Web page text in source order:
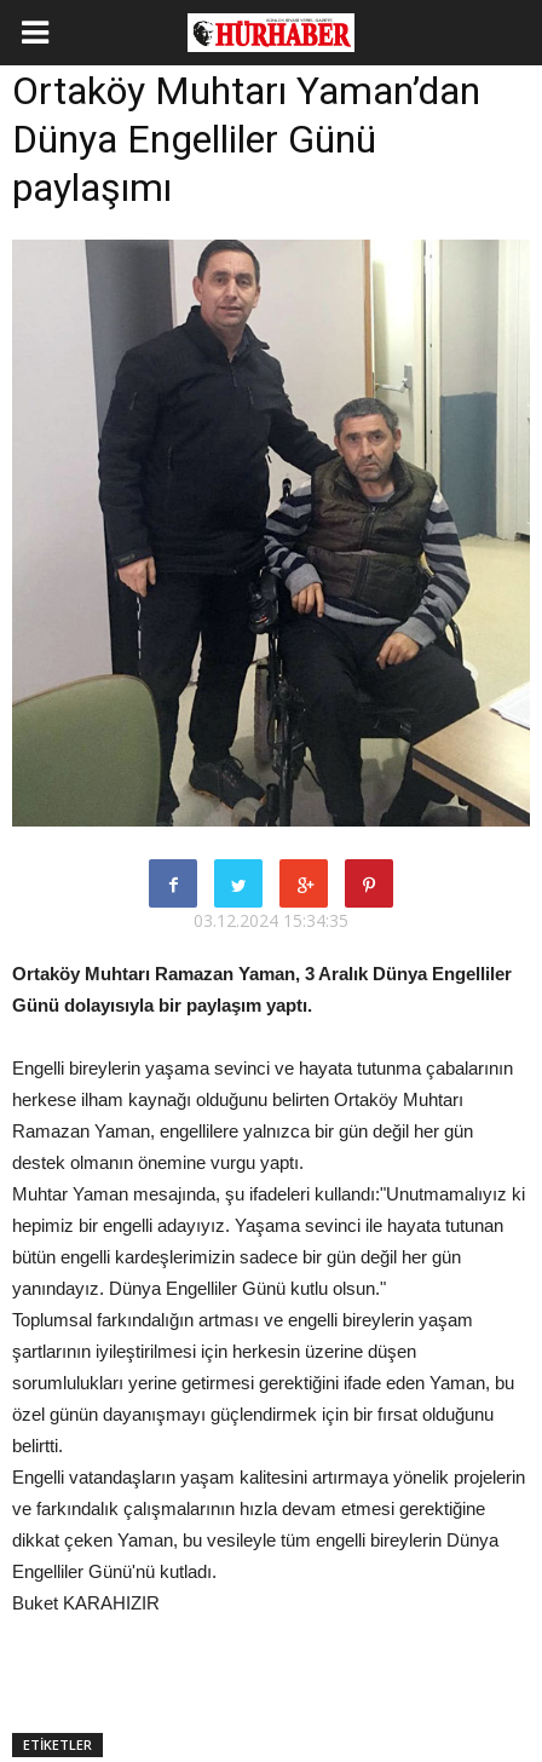
Ortaköy Muhtarı Yaman’dan
Dünya Engelliler Günü
paylaşımı
03.12.2024 15:34:35
Ortaköy Muhtarı Ramazan Yaman, 3 Aralık Dünya Engelliler
Günü dolayısıyla bir paylaşım yaptı.
Engelli bireylerin yaşama sevinci ve hayata tutunma çabalarının
herkese ilham kaynağı olduğunu belirten Ortaköy Muhtarı
Ramazan Yaman, engellilere yalnızca bir gün değil her gün
destek olmanın önemine vurgu yaptı.
Muhtar Yaman mesajında, şu ifadeleri kullandı:"Unutmamalıyız ki
hepimiz bir engelli adayıyız. Yaşama sevinci ile hayata tutunan
bütün engelli kardeşlerimizin sadece bir gün değil her gün
yanındayız. Dünya Engelliler Günü kutlu olsun."
Toplumsal farkındalığın artması ve engelli bireylerin yaşam
şartlarının iyileştirilmesi için herkesin üzerine düşen
sorumlulukları yerine getirmesi gerektiğini ifade eden Yaman, bu
özel günün dayanışmayı güçlendirmek için bir fırsat olduğunu
belirtti.
Engelli vatandaşların yaşam kalitesini artırmaya yönelik projelerin
ve farkındalık çalışmalarının hızla devam etmesi gerektiğine
dikkat çeken Yaman, bu vesileyle tüm engelli bireylerin Dünya
Engelliler Günü'nü kutladı.
Buket KARAHIZIR
ETİKETLER